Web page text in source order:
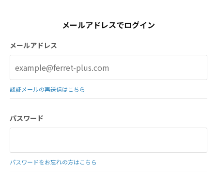
メールアドレスでログイン
メールアドレス
認証メールの再送信はこちら
パスワード
パスワードをお忘れの方はこちら